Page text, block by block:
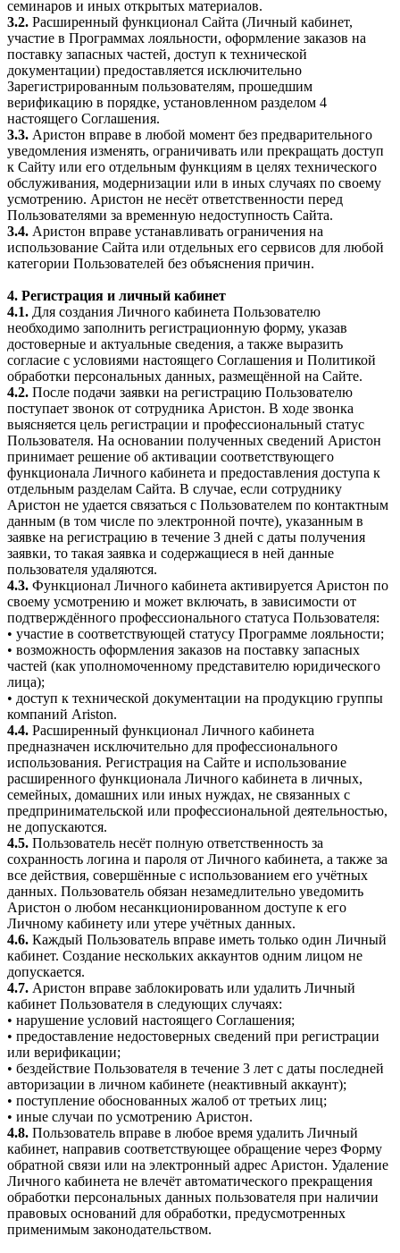
семинаров и иных открытых материалов.
3.2. Расширенный функционал Сайта (Личный кабинет,
участие в Программах лояльности, оформление заказов на
поставку запасных частей, доступ к технической
документации) предоставляется исключительно
Зарегистрированным пользователям, прошедшим
верификацию в порядке, установленном разделом 4
настоящего Соглашения.
3.3. Аристон вправе в любой момент без предварительного
уведомления изменять, ограничивать или прекращать доступ
к Сайту или его отдельным функциям в целях технического
обслуживания, модернизации или в иных случаях по своему
усмотрению. Аристон не несёт ответственности перед
Пользователями за временную недоступность Сайта.
3.4. Аристон вправе устанавливать ограничения на
использование Сайта или отдельных его сервисов для любой
категории Пользователей без объяснения причин.
4. Регистрация и личный кабинет
4.1. Для создания Личного кабинета Пользователю
необходимо заполнить регистрационную форму, указав
достоверные и актуальные сведения, а также выразить
согласие с условиями настоящего Соглашения и Политикой
обработки персональных данных, размещённой на Сайте.
4.2. После подачи заявки на регистрацию Пользователю
поступает звонок от сотрудника Аристон. В ходе звонка
выясняется цель регистрации и профессиональный статус
Пользователя. На основании полученных сведений Аристон
принимает решение об активации соответствующего
функционала Личного кабинета и предоставления доступа к
отдельным разделам Сайта. В случае, если сотруднику
Аристон не удается связаться с Пользователем по контактным
данным (в том числе по электронной почте), указанным в
заявке на регистрацию в течение 3 дней с даты получения
заявки, то такая заявка и содержащиеся в ней данные
пользователя удаляются.
4.3. Функционал Личного кабинета активируется Аристон по
своему усмотрению и может включать, в зависимости от
подтверждённого профессионального статуса Пользователя:
• участие в соответствующей статусу Программе лояльности;
• возможность оформления заказов на поставку запасных
частей (как уполномоченному представителю юридического
лица);
• доступ к технической документации на продукцию группы
компаний Ariston.
4.4. Расширенный функционал Личного кабинета
предназначен исключительно для профессионального
использования. Регистрация на Сайте и использование
расширенного функционала Личного кабинета в личных,
семейных, домашних или иных нуждах, не связанных с
предпринимательской или профессиональной деятельностью,
не допускаются.
4.5. Пользователь несёт полную ответственность за
сохранность логина и пароля от Личного кабинета, а также за
все действия, совершённые с использованием его учётных
данных. Пользователь обязан незамедлительно уведомить
Аристон о любом несанкционированном доступе к его
Личному кабинету или утере учётных данных.
4.6. Каждый Пользователь вправе иметь только один Личный
кабинет. Создание нескольких аккаунтов одним лицом не
допускается.
4.7. Аристон вправе заблокировать или удалить Личный
кабинет Пользователя в следующих случаях:
• нарушение условий настоящего Соглашения;
• предоставление недостоверных сведений при регистрации
или верификации;
• бездействие Пользователя в течение 3 лет с даты последней
авторизации в личном кабинете (неактивный аккаунт);
• поступление обоснованных жалоб от третьих лиц;
• иные случаи по усмотрению Аристон.
4.8. Пользователь вправе в любое время удалить Личный
кабинет, направив соответствующее обращение через Форму
обратной связи или на электронный адрес Аристон. Удаление
Личного кабинета не влечёт автоматического прекращения
обработки персональных данных пользователя при наличии
правовых оснований для обработки, предусмотренных
применимым законодательством.